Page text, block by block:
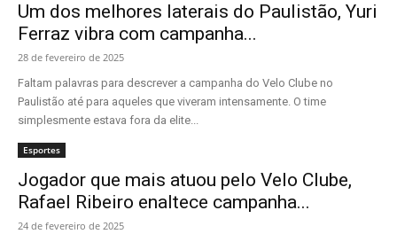
Um dos melhores laterais do Paulistão, Yuri
Ferraz vibra com campanha...
28 de fevereiro de 2025
Faltam palavras para descrever a campanha do Velo Clube no
Paulistão até para aqueles que viveram intensamente. O time
simplesmente estava fora da elite...
Esportes
Jogador que mais atuou pelo Velo Clube,
Rafael Ribeiro enaltece campanha...
24 de fevereiro de 2025